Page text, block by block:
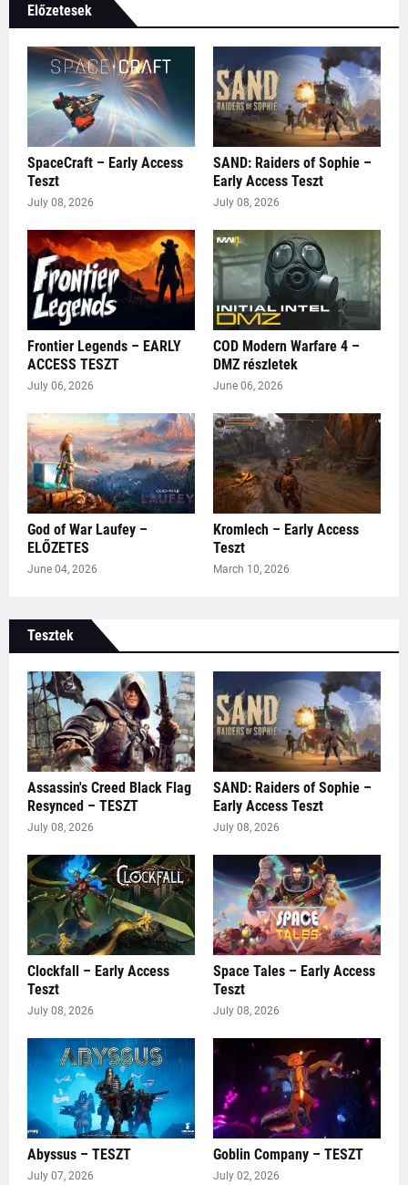
Előzetesek
SpaceCraft – Early Access
Teszt
July 08, 2026
SAND: Raiders of Sophie –
Early Access Teszt
July 08, 2026
Frontier Legends – EARLY
ACCESS TESZT
July 06, 2026
COD Modern Warfare 4 –
DMZ részletek
June 06, 2026
God of War Laufey –
ELŐZETES
June 04, 2026
Kromlech – Early Access
Teszt
March 10, 2026
Tesztek
Assassin's Creed Black Flag
Resynced – TESZT
July 08, 2026
SAND: Raiders of Sophie –
Early Access Teszt
July 08, 2026
Clockfall – Early Access
Teszt
July 08, 2026
Space Tales – Early Access
Teszt
July 08, 2026
Abyssus – TESZT
July 07, 2026
Goblin Company – TESZT
July 02, 2026